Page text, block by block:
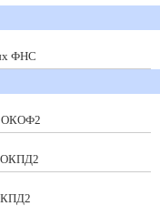
ФНС
ОКОФ2
ОКПД2